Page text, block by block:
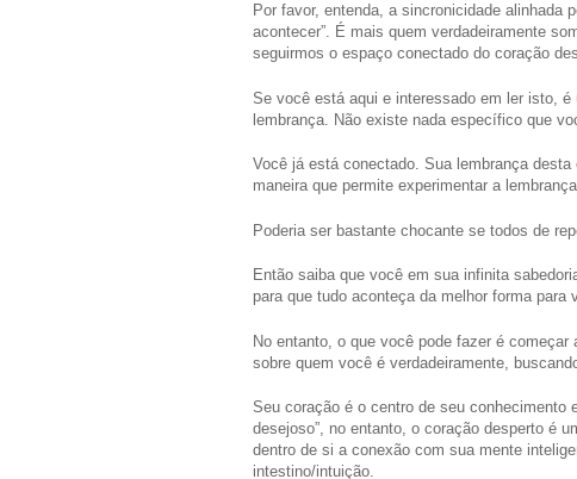
Por favor, entenda, a sincronicidade alinhada
acontecer”. É mais quem verdadeiramente
seguirmos o espaço conectado do coração
Se você está aqui e interessado em ler isto,
lembrança. Não existe nada específico que
Você já está conectado. Sua lembrança
maneira que permite experimentar a
Poderia ser bastante chocante se todos de
Então saiba que você em sua infinita
para que tudo aconteça da melhor forma para
No entanto, o que você pode fazer é
sobre quem você é verdadeiramente,
Seu coração é o centro de seu conhecimento
desejoso”, no entanto, o coração desperto é
dentro de si a conexão com sua mente
intestino/intuição.